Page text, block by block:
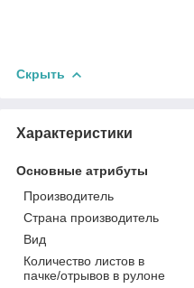
Скрыть
Характеристики
Основные атрибуты
Производитель
Страна производитель
Вид
Количество листов в
пачке/отрывов в рулоне